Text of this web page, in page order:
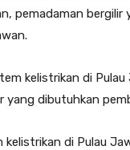
pemadaman
kelistrikan di
yang dibutuhkan
di Pulau